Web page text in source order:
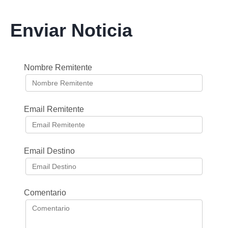
Enviar Noticia
Nombre Remitente
Email Remitente
Email Destino
Comentario